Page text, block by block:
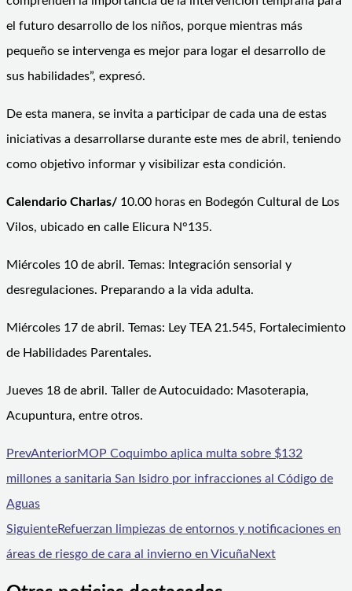
el futuro desarrollo de los niños, porque mientras más
pequeño se intervenga es mejor para logar el desarrollo de
sus habilidades”, expresó.
De esta manera, se invita a participar de cada una de estas
iniciativas a desarrollarse durante este mes de abril, teniendo
como objetivo informar y visibilizar esta condición.
Calendario Charlas/ 10.00 horas en Bodegón Cultural de Los
Vilos, ubicado en calle Elicura N°135.
Miércoles 10 de abril. Temas: Integración sensorial y
desregulaciones. Preparando a la vida adulta.
Miércoles 17 de abril. Temas: Ley TEA 21.545, Fortalecimiento
de Habilidades Parentales.
Jueves 18 de abril. Taller de Autocuidado: Masoterapia,
Acupuntura, entre otros.
PrevAnteriorMOP Coquimbo aplica multa sobre $132
millones a sanitaria San Isidro por infracciones al Código de
Aguas
SiguienteRefuerzan limpiezas de entornos y notificaciones en
áreas de riesgo de cara al invierno en VicuñaNext